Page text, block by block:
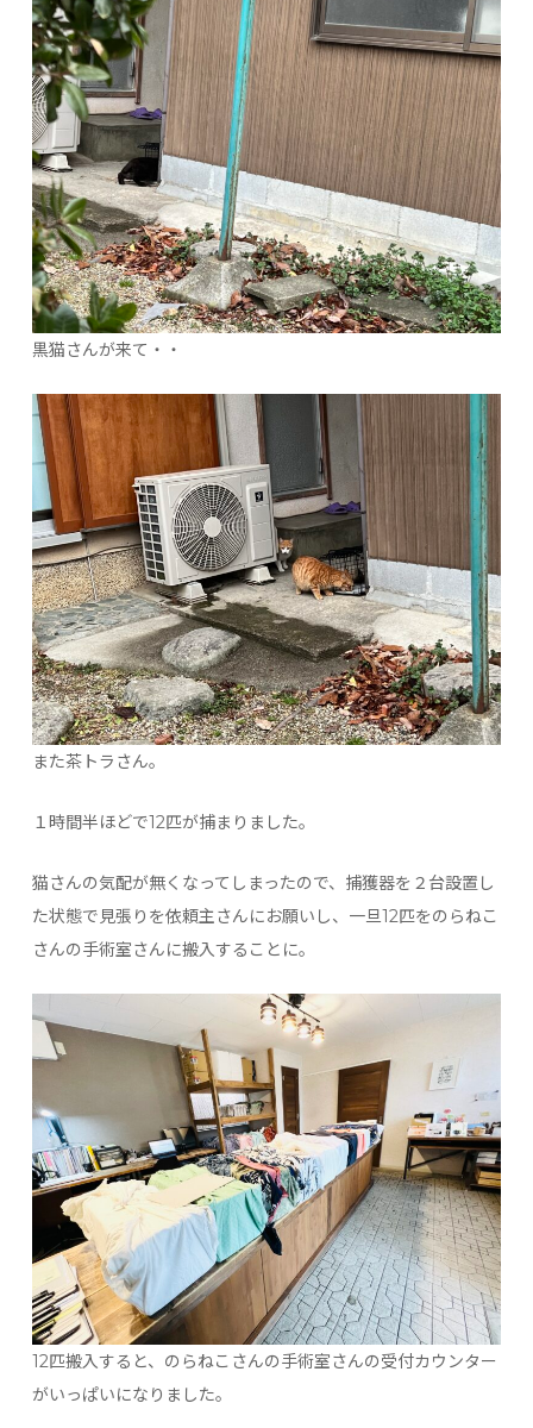
黒猫さんが来て・・
また茶トラさん。
１時間半ほどで12匹が捕まりました。
猫さんの気配が無くなってしまったので、捕獲器を２台設置し
た状態で見張りを依頼主さんにお願いし、一旦12匹をのらねこ
さんの手術室さんに搬入することに。
12匹搬入すると、のらねこさんの手術室さんの受付カウンター
がいっぱいになりました。